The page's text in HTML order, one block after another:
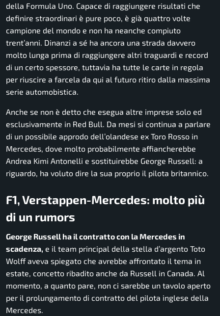
della Formula Uno. Capace di raggiungere risultati che
definire straordinari è pure poco, è già quattro volte
campione del mondo e non ha neanche compiuto
trent’anni. Dinanzi a sé ha ancora una strada davvero
molto lunga prima di raggiungere altri traguardi e record
di un certo spessore, tuttavia ha tutte le carte in regola
per riuscire a farcela da qui al futuro ritiro dalla massima
serie automobistica.
Anche se non è detto che esegua altre imprese solo ed
esclusivamente in Red Bull. Da mesi si continua a parlare
di un possibile approdo dell’olandese ex Toro Rosso in
Mercedes, dove molto probabilmente affiancherebbe
Andrea Kimi Antonelli e sostituirebbe George Russell: a
riguardo, ha voluto dire la sua proprio il pilota britannico.
F1, Verstappen-Mercedes: molto più
di un rumors
George Russell ha il contratto con la Mercedes in
scadenza, e il team principal della stella d’argento Toto
Wolff aveva spiegato che avrebbe affrontato il tema in
estate, concetto ribadito anche da Russell in Canada. Al
momento, a quanto pare, non ci sarebbe un tavolo aperto
per il prolungamento di contratto del pilota inglese della
Mercedes.